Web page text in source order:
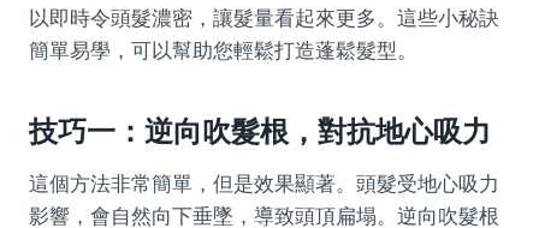
以即時令頭髮濃密，讓髮量看起來更多。這些小秘訣
簡單易學，可以幫助您輕鬆打造蓬鬆髮型。
技巧一：逆向吹髮根，對抗地心吸力
這個方法非常簡單，但是效果顯著。頭髮受地心吸力
影響，會自然向下垂墜，導致頭頂扁塌。逆向吹髮根